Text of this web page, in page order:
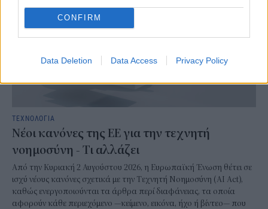
CONFIRM
Data Deletion Data Access Privacy Policy
ΤΕΧΝΟΛΟΓΙΑ
Νέοι κανόνες της ΕΕ για την τεχνητή
νοημοσύνη - Τι αλλάζει
Από την Κυριακή 2 Αυγούστου 2026, η Ευρωπαϊκή Ένωση θέτει σε
ισχύ νέους κανόνες σχετικά με την Τεχνητή Νοημοσύνη (AI Act),
καθώς ενεργοποιούνται τα άρθρα περί διαφάνειας, τα οποία
αφορούν κάθε περιεχόμενο —κείμενο, εικόνα, ήχο ή βίντεο— που